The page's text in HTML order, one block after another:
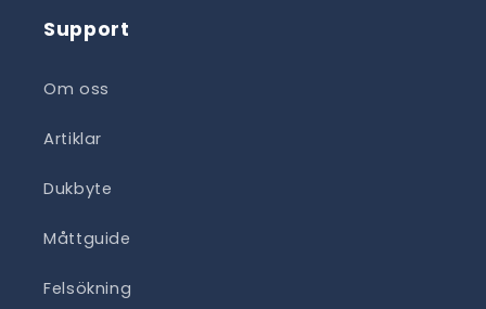
Support
Om oss
Artiklar
Dukbyte
Måttguide
Felsökning